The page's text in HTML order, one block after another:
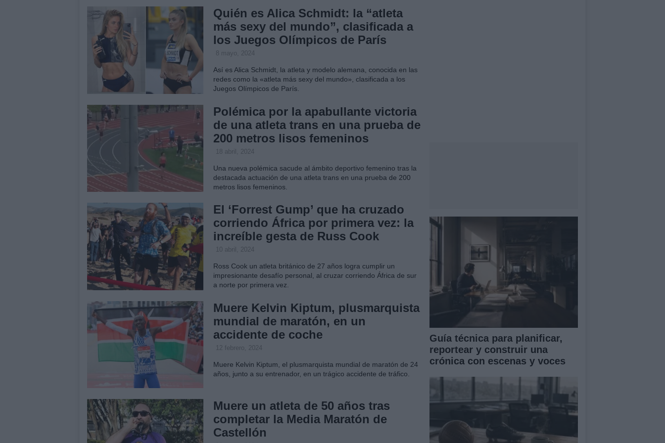
Quién es Alica Schmidt: la “atleta
más sexy del mundo”, clasificada a
los Juegos Olímpicos de París
8 mayo, 2024
Así es Alica Schmidt, la atleta y modelo alemana, conocida en las
redes como la «atleta más sexy del mundo», clasificada a los
Juegos Olímpicos de París.
Polémica por la apabullante victoria
de una atleta trans en una prueba de
200 metros lisos femeninos
18 abril, 2024
Una nueva polémica sacude al ámbito deportivo femenino tras la
destacada actuación de una atleta trans en una prueba de 200
metros lisos femeninos.
El ‘Forrest Gump’ que ha cruzado
corriendo África por primera vez: la
increíble gesta de Russ Cook
10 abril, 2024
Ross Cook un atleta británico de 27 años logra cumplir un
impresionante desafío personal, al cruzar corriendo África de sur
a norte por primera vez.
Muere Kelvin Kiptum, plusmarquista
mundial de maratón, en un
accidente de coche
12 febrero, 2024
Muere Kelvin Kiptum, el plusmarquista mundial de maratón de 24
años, junto a su entrenador, en un trágico accidente de tráfico.
Muere un atleta de 50 años tras
completar la Media Maratón de
Castellón
Guía técnica para planificar,
reportear y construir una
crónica con escenas y voces